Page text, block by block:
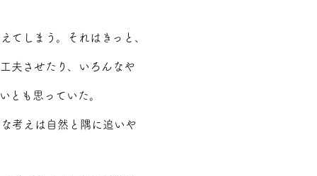
てしまう。それはきっと、
夫させたり、いろんなや
とも思っていた。
考えは自然と隅に追いや